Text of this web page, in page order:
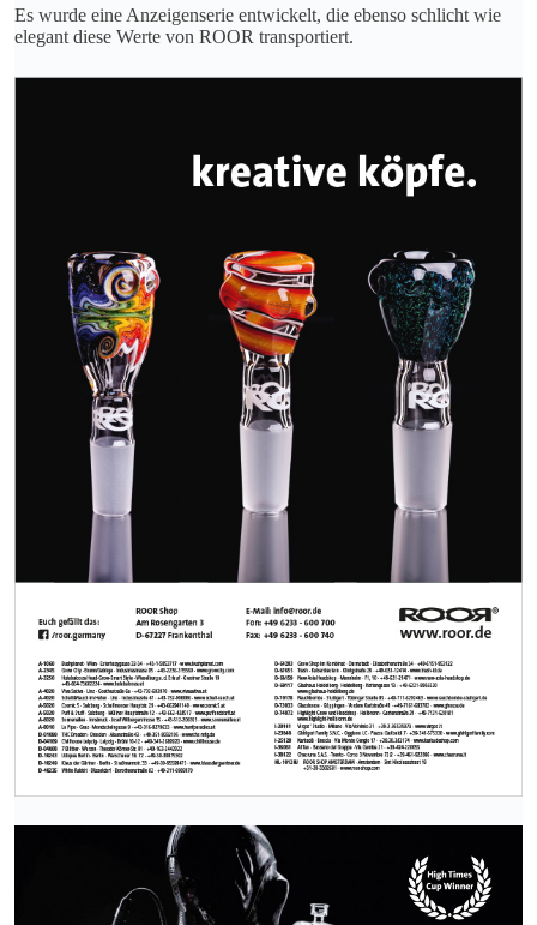
Es wurde eine Anzeigenserie entwickelt, die ebenso schlicht wie
elegant diese Werte von ROOR transportiert.